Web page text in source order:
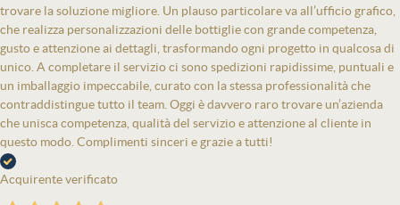
trovare la soluzione migliore. Un plauso particolare va all’ufficio grafico,
che realizza personalizzazioni delle bottiglie con grande competenza,
gusto e attenzione ai dettagli, trasformando ogni progetto in qualcosa di
unico. A completare il servizio ci sono spedizioni rapidissime, puntuali e
un imballaggio impeccabile, curato con la stessa professionalità che
contraddistingue tutto il team. Oggi è davvero raro trovare un’azienda
che unisca competenza, qualità del servizio e attenzione al cliente in
questo modo. Complimenti sinceri e grazie a tutti!
Acquirente verificato